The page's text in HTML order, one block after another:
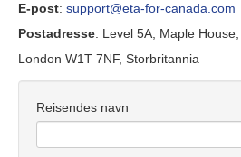
Kontakt
E-post: support@eta-for-canada.com
Postadresse: Level 5A, Maple
London W1T 7NF, Storbritannia
Reisendes navn